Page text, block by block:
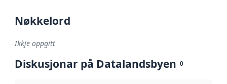
Nøkkelord
Ikkje oppgitt
Diskusjonar på Datalandsbyen 0